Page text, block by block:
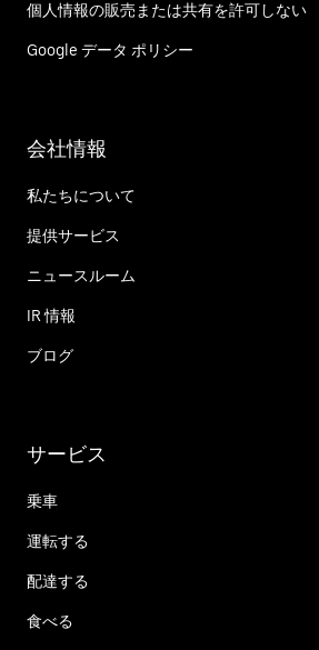
個人情報の販売または共有を許可しない
Google データ ポリシー
会社情報
私たちについて
提供サービス
ニュースルーム
IR 情報
ブログ
サービス
乗車
運転する
配達する
食べる